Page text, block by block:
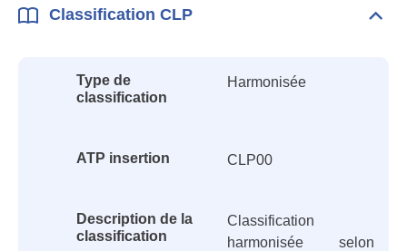
Classification CLP
Type de
classification
Harmonisée
ATP insertion CLP00
Description de la
classification
Classification
harmonisée selon